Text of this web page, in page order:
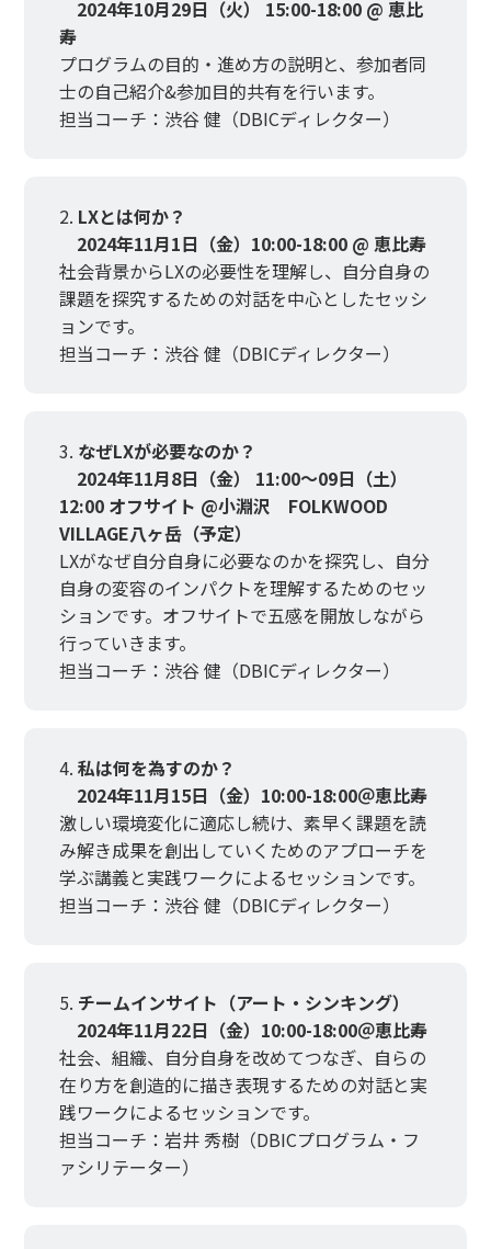
2024年10月29日（火） 15:00-18:00 @ 恵比
寿
プログラムの目的・進め方の説明と、参加者同
士の自己紹介&参加目的共有を行います。
担当コーチ：渋谷 健（DBICディレクター）
LXとは何か？
2024年11月1日（金）10:00-18:00 @ 恵比寿
社会背景からLXの必要性を理解し、自分自身の
課題を探究するための対話を中心としたセッシ
ョンです。
担当コーチ：渋谷 健（DBICディレクター）
なぜLXが必要なのか？
2024年11月8日（金） 11:00～09日（土）
12:00 オフサイト @小淵沢 FOLKWOOD
VILLAGE八ヶ岳（予定）
LXがなぜ自分自身に必要なのかを探究し、自分
自身の変容のインパクトを理解するためのセッ
ションです。オフサイトで五感を開放しながら
行っていきます。
担当コーチ：渋谷 健（DBICディレクター）
私は何を為すのか？
2024年11月15日（金）10:00-18:00＠恵比寿
激しい環境変化に適応し続け、素早く課題を読
み解き成果を創出していくためのアプローチを
学ぶ講義と実践ワークによるセッションです。
担当コーチ：渋谷 健（DBICディレクター）
チームインサイト（アート・シンキング）
2024年11月22日（金）10:00-18:00＠恵比寿
社会、組織、自分自身を改めてつなぎ、自らの
在り方を創造的に描き表現するための対話と実
践ワークによるセッションです。
担当コーチ：岩井 秀樹（DBICプログラム・フ
ァシリテーター）